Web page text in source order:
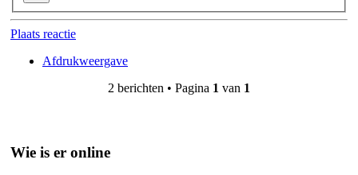
Plaats reactie
Afdrukweergave
2 berichten • Pagina 1 van 1
Wie is er online